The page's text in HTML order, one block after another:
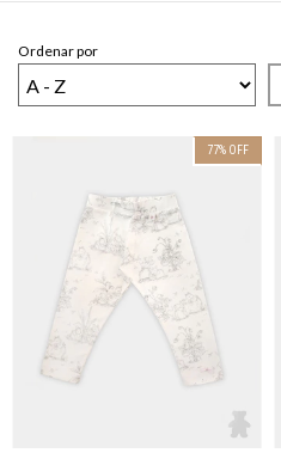
Ordenar por
77% OFF